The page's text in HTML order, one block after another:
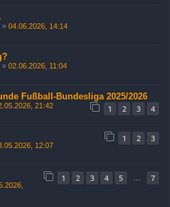
» 04.06.2026, 14:14
» 02.06.2026, 11:04
Fußball-Bundesliga 2025/2026
1
2 3 4
21:42
1 2 3
12:07
1 2 3 4 5 7